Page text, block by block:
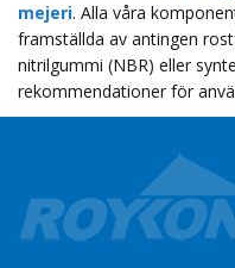
mejeri. Alla våra
framställda av antingen
nitrilgummi (NBR) eller
rekommendationer för